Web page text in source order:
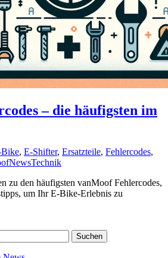
– die häufigsten im
, E-Shifter, Ersatzteile, Fehlercodes,
NewsTechnik
zu den häufigsten vanMoof Fehlercodes,
um Ihr E-Bike-Erlebnis zu